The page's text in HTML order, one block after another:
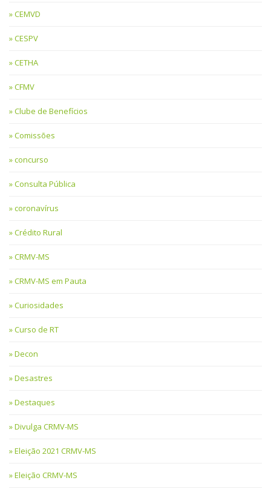
CEMVD
CESPV
CETHA
CFMV
Clube de Benefícios
Comissões
concurso
Consulta Pública
coronavírus
Crédito Rural
CRMV-MS
CRMV-MS em Pauta
Curiosidades
Curso de RT
Decon
Desastres
Destaques
Divulga CRMV-MS
Eleição 2021 CRMV-MS
Eleição CRMV-MS